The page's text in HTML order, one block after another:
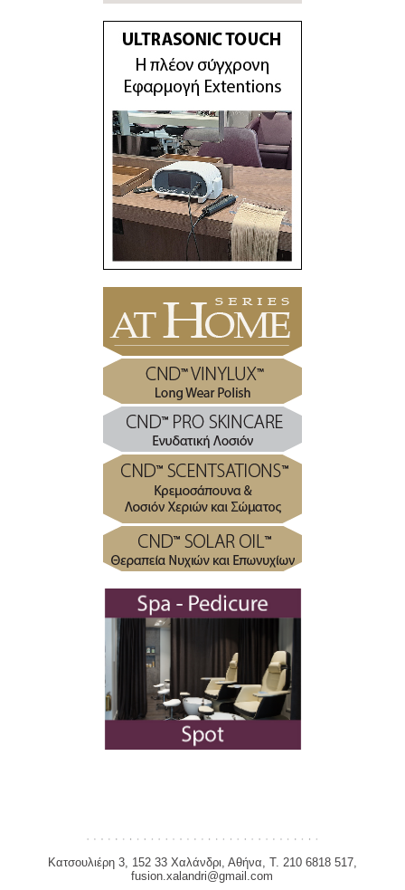
Κατσουλιέρη 3, 152 33 Χαλάνδρι, Αθήνα, Τ. 210 6818 517,
fusion.xalandri@gmail.com